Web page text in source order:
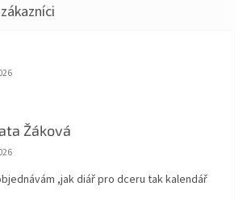
obchodu je 5 z 5 hvězdiček.
Žáková
obchodu je 5 z 5 hvězdiček.
,jak diář pro dceru tak kalendář